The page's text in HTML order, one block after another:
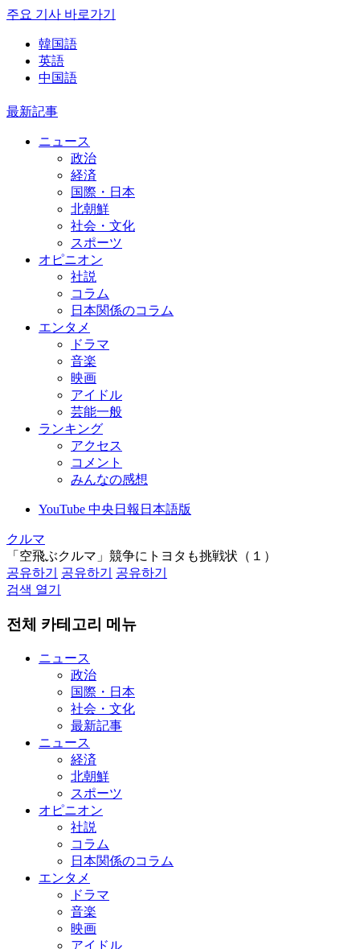
주요 기사 바로가기
韓国語
英語
中国語
最新記事
ニュース
政治
経済
国際・日本
北朝鮮
社会・文化
スポーツ
オピニオン
社説
コラム
日本関係のコラム
エンタメ
ドラマ
音楽
映画
アイドル
芸能一般
ランキング
アクセス
コメント
みんなの感想
YouTube 中央日報日本語版
クルマ
「空飛ぶクルマ」競争にトヨタも挑戦状（１）
공유하기
공유하기
공유하기
검색 열기
전체 카테고리 메뉴
ニュース
政治
国際・日本
社会・文化
最新記事
ニュース
経済
北朝鮮
スポーツ
オピニオン
社説
コラム
日本関係のコラム
エンタメ
ドラマ
音楽
映画
アイドル